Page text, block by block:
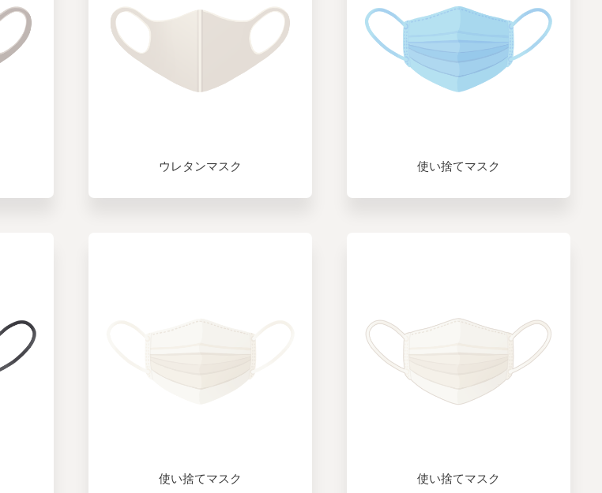
ウレタンマスク 使い捨てマスク
使い捨てマスク 使い捨てマスク